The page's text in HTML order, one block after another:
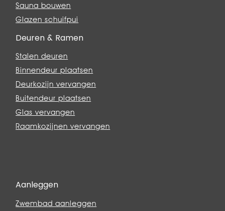
Sauna bouwen
Glazen schuifpui
Deuren & Ramen
Stalen deuren
Binnendeur plaatsen
Deurkozijn vervangen
Buitendeur plaatsen
Glas vervangen
Raamkozijnen vervangen
Aanleggen
Zwembad aanleggen